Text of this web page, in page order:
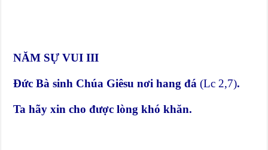
NĂM SỰ VUI III
Đức Bà sinh Chúa Giêsu nơi hang đá(Lc 2,7).
Ta hãy xin cho được lòng khó khăn.